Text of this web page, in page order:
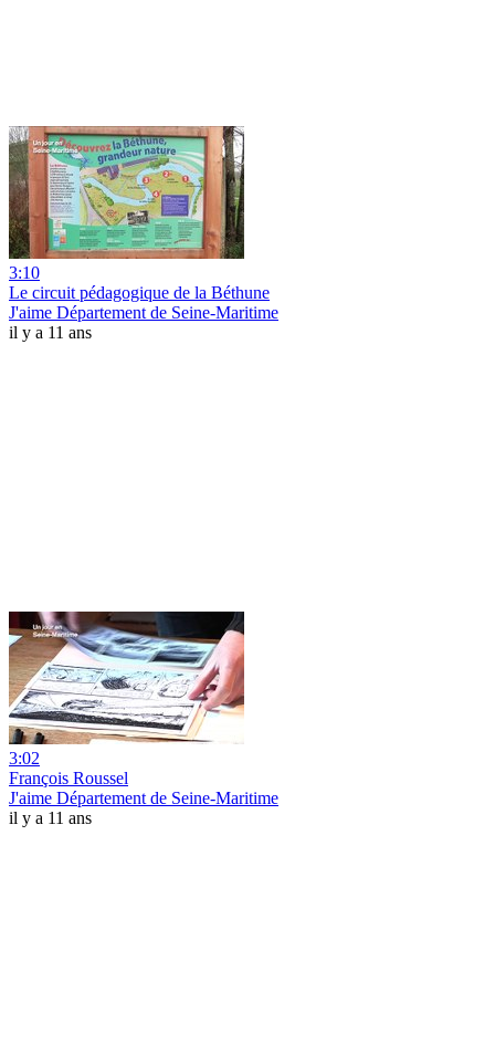
3:10
Le circuit pédagogique de la Béthune
J'aime Département de Seine-Maritime
il y a 11 ans
3:02
François Roussel
J'aime Département de Seine-Maritime
il y a 11 ans